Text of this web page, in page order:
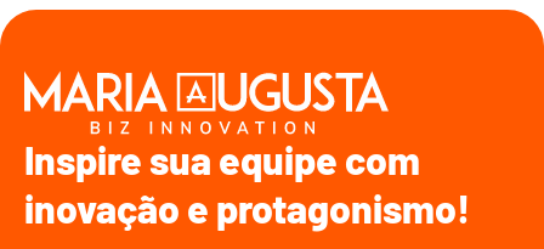
Inspire sua equipe com
inovação e protagonismo!